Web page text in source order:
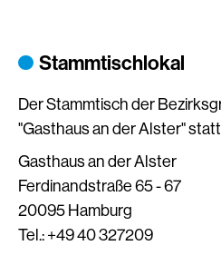
Stammtischlokal
Der Stammtisch der
"Gasthaus an der Alster"
Gasthaus an der Alster
Ferdinandstraße 65 - 67
20095 Hamburg
Tel.: +49 40 327209